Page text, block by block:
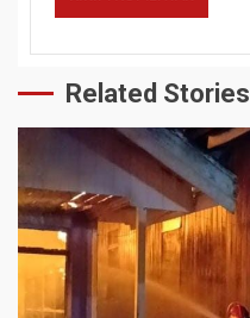
Related Stories